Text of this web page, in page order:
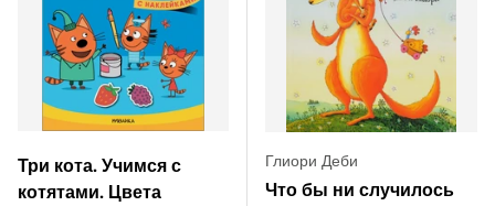
Три кота. Учимся с
котятами. Цвета
Глиори Деби
Что бы ни случилось